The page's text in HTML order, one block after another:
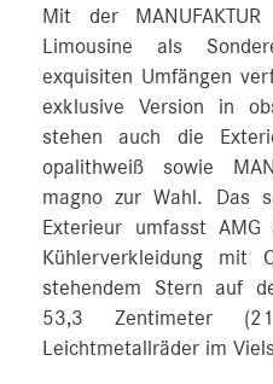
Mit der
Limousine als
exquisiten Umfängen
exklusive Version in
stehen auch die
opalithweiß sowie
magno zur Wahl. Das
Exterieur umfasst AMG
Kühlerverkleidung mit
stehendem Stern auf
53,3 Zentimeter
Leichtmetallräder im